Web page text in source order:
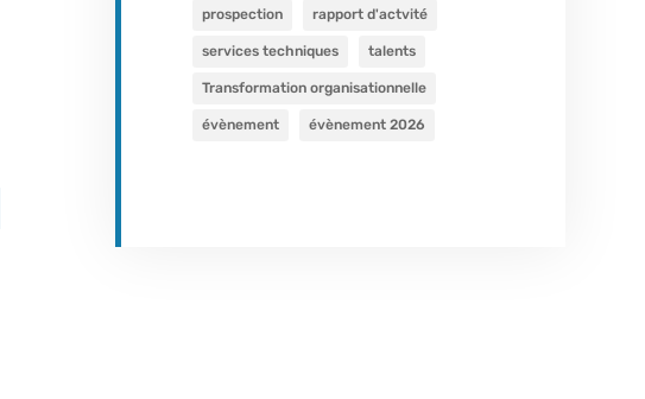
prospection rapport d'actvité
services techniques talents
Transformation organisationnelle
évènement évènement 2026